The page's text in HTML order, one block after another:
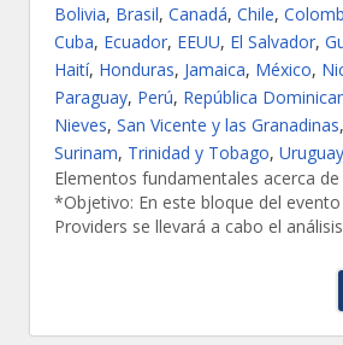
Bolivia, Brasil, Canadá, Chile,
Cuba, Ecuador, EEUU, El Salvador,
Haití, Honduras, Jamaica, México,
Paraguay, Perú, República
Nieves, San Vicente y las Granadinas,
Surinam, Trinidad y Tobago, Uruguay
Elementos fundamentales acerca de
*Objetivo: En este bloque del evento
Providers se llevará a cabo el